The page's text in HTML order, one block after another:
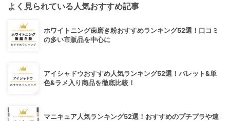
よく見られている人気おすすめ記事
ホワイトニング歯磨き粉おすすめランキング52選！口コミ
の多い市販品を中心に
アイシャドウおすすめ人気ランキング52選！パレット&単
色&ラメ入り商品を徹底比較！
マニキュア人気ランキング52選！おすすめのプチプラや速